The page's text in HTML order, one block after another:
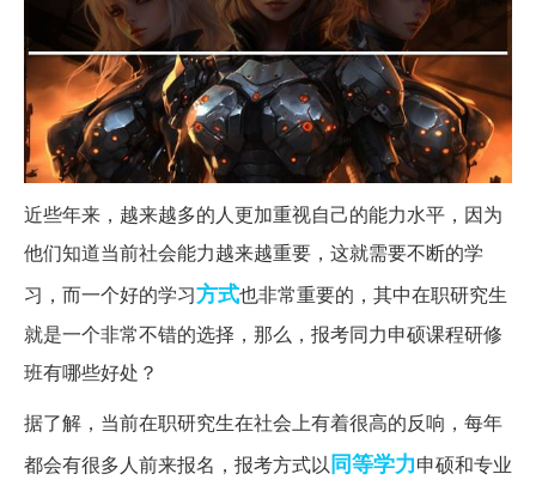
近些年来，越来越多的人更加重视自己的能力水平，因为
他们知道当前社会能力越来越重要，这就需要不断的学
习，而一个好的学习方式也非常重要的，其中在职研究生
就是一个非常不错的选择，那么，报考同力申硕课程研修
班有哪些好处？
据了解，当前在职研究生在社会上有着很高的反响，每年
都会有很多人前来报名，报考方式以同等学力申硕和专业